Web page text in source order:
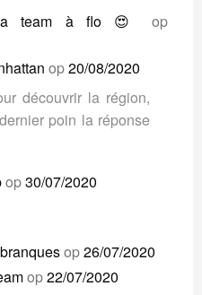
team à flo 😍
op
op20/08/2020
découvrir la région,
poin la réponse
op30/07/2020
op26/07/2020
op22/07/2020